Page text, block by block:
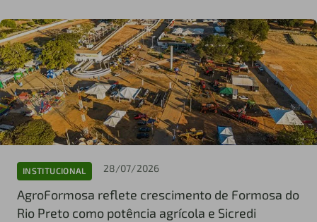
INSTITUCIONAL 28/07/2026
AgroFormosa reflete crescimento de Formosa do
Rio Preto como potência agrícola e Sicredi